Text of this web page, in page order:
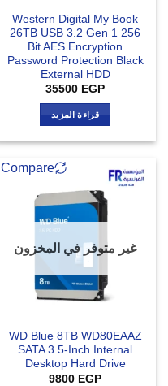
Western Digital My Book
26TB USB 3.2 Gen 1 256
Bit AES Encryption
Password Protection Black
External HDD
35500 EGP
قراءة المزيد
Compare
غير متوفر في المخزون
WD Blue 8TB WD80EAAZ
SATA 3.5-Inch Internal
Desktop Hard Drive
9800 EGP